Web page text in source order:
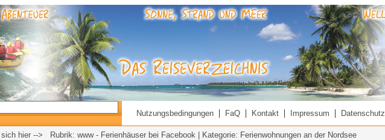
Nutzungsbedingungen| FaQ| Kontakt| Impressum | Datenschutz
sich hier --> Rubrik: www - Ferienhäuser bei Facebook| Kategorie: Ferienwohnungen an der Nordsee